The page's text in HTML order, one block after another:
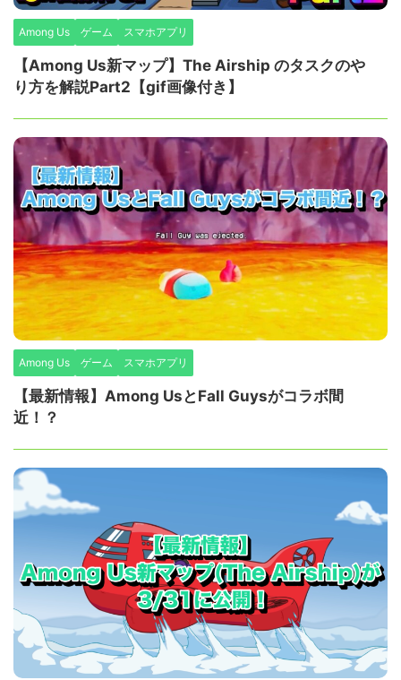
Among Us ゲーム スマホアプリ
【Among Us新マップ】The Airship のタスクのや
り方を解説Part2【gif画像付き】
Among Us ゲーム スマホアプリ
【最新情報】Among UsとFall Guysがコラボ間
近！？